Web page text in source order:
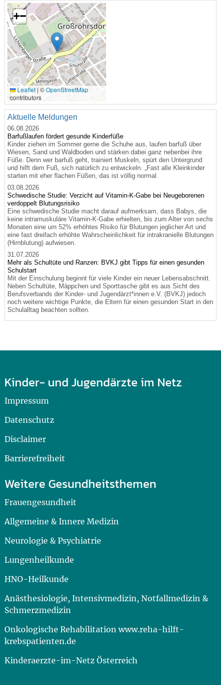
🔍
+−
Leaflet | ©OpenStreetMap
contributors
Aktuelle Meldungen
06.08.2026
Barfußlaufen fördert gesunde Kinderfüße
Kinder ziehen im Sommer gerne die Schuhe aus, laufen barfuß über
Wiesen, Sand und Waldboden und stärken dabei ganz nebenbei ihre
Füße. Denn wer barfuß geht, trainiert Muskeln, spürt den Untergrund
und hilft dem Fuß, sich natürlich zu entwickeln. „Fast alle Kleinkinder
starten mit eher flachen Füßen, das ist völlig normal.
03.08.2026
Schwedische Studie: Verzicht auf Vitamin-K-Gabe bei Neugeborenen
verdoppelt Blutungsrisiko
Eine schwedische Studie macht darauf aufmerksam, dass Babys, die
keine intramuskuläre Vitamin-K-Gabe erhielten, bis zum Alter von sechs
Monaten eine um 52% erhöhtes Risiko für Blutungen jeglicher Art und
eine fast dreifach erhöhte Wahrscheinlichkeit für intrakranielle Blutungen
(Hirnblutung) aufwiesen.
31.07.2026
Mehr als Schultüte und Ranzen: BVKJ gibt Tipps für einen gesunden
Schulstart
Mit der Einschulung beginnt für viele Kinder ein neuer Lebensabschnitt.
Neben Schultüte, Mäppchen und Sporttasche gibt es aus Sicht des
Berufsverbands der Kinder- und Jugendärzt*innen e.V. (BVKJ) jedoch
noch weitere wichtige Punkte, die Eltern für einen gesunden Start in den
Schulalltag beachten sollten.
Kinder- und Jugendärzte im Netz
Impressum
Datenschutz
Disclaimer
Barrierefreiheit
Weitere Gesundheitsthemen
Frauengesundheit
Allgemeine & Innere Medizin
Neurologie & Psychiatrie
Lungenheilkunde
HNO-Heilkunde
Anästhesiologie, Intensivmedizin, Notfallmedizin &
Schmerzmedizin
Onkologische Rehabilitation www.reha-hilft-
krebspatienten.de
Kinderaerzte-im-Netz Österreich